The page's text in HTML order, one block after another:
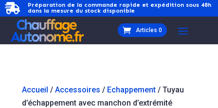

Préparation de la commande rapide et expédition sous 48h
dans la mesure du stock disponible
Articles 0
Accueil / Accessoires / Echappement/ Tuyau
d’échappement avec manchon d’extrémité